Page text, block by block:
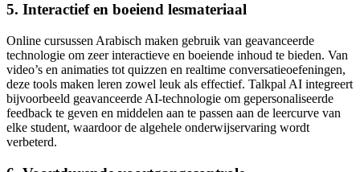
5. Interactief en boeiend lesmateriaal
Online cursussen Arabisch maken gebruik van geavanceerde
technologie om zeer interactieve en boeiende inhoud te bieden. Van
video’s en animaties tot quizzen en realtime conversatieoefeningen,
deze tools maken leren zowel leuk als effectief. Talkpal AI integreert
bijvoorbeeld geavanceerde AI-technologie om gepersonaliseerde
feedback te geven en middelen aan te passen aan de leercurve van
elke student, waardoor de algehele onderwijservaring wordt
verbeterd.